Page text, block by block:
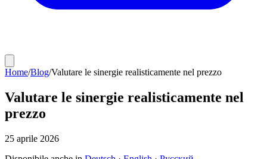
Home/Blog/Valutare le sinergie realisticamente nel prezzo
Valutare le sinergie realisticamente nel
prezzo
25 aprile 2026